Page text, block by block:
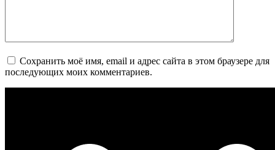
Сохранить моё имя, email и адрес сайта в этом браузере для
последующих моих комментариев.